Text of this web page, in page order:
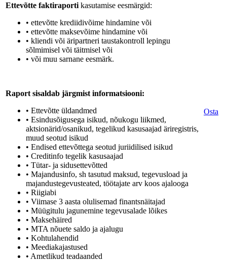
Ettevõtte faktiraporti kasutamise eesmärgid:
• ettevõtte krediidivõime hindamine või
• ettevõtte maksevõime hindamine või
• kliendi või äripartneri taustakontroll lepingu
sõlmimisel või täitmisel või
• või muu sarnane eesmärk.
Raport sisaldab järgmist informatsiooni:
• Ettevõtte üldandmed
• Esindusõigusega isikud, nõukogu liikmed,
aktsionärid/osanikud, tegelikud kasusaajad äriregistris,
muud seotud isikud
• Endised ettevõttega seotud juriidilised isikud
• Creditinfo tegelik kasusaajad
• Tütar- ja sidusettevõtted
• Majandusinfo, sh tasutud maksud, tegevusload ja
majandustegevusteated, töötajate arv koos ajalooga
• Riigiabi
• Viimase 3 aasta olulisemad finantsnäitajad
• Müügitulu jagunemine tegevusalade lõikes
• Maksehäired
• MTA nõuete saldo ja ajalugu
• Kohtulahendid
• Meediakajastused
• Ametlikud teadaanded
Osta